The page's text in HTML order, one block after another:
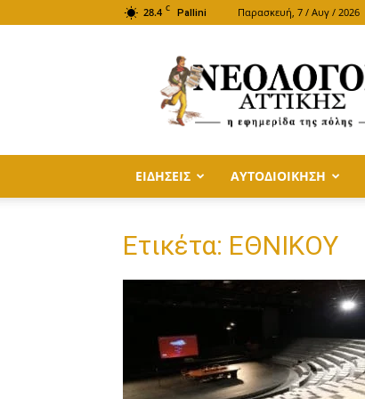
28.4 C Pallini Παρασκευή, 7 / Αυγ / 2026
ΑΤΤΙΚΗΣ
ΕΙΔΗΣΕΙΣ ΑΥΤΟΔΙΟΙΚΗΣΗ
Ετικέτα: ΕΘΝΙΚΟΥ